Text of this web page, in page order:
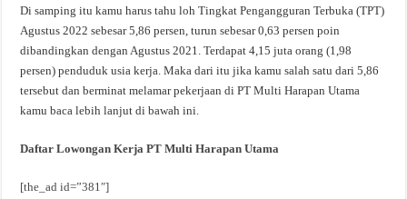
Di samping itu kamu harus tahu loh Tingkat Pengangguran Terbuka (TPT)
Agustus 2022 sebesar 5,86 persen, turun sebesar 0,63 persen poin
dibandingkan dengan Agustus 2021. Terdapat 4,15 juta orang (1,98
persen) penduduk usia kerja. Maka dari itu jika kamu salah satu dari 5,86
tersebut dan berminat melamar pekerjaan di PT Multi Harapan Utama
kamu baca lebih lanjut di bawah ini.
Daftar Lowongan Kerja PT Multi Harapan Utama
[the_ad id=”381″]